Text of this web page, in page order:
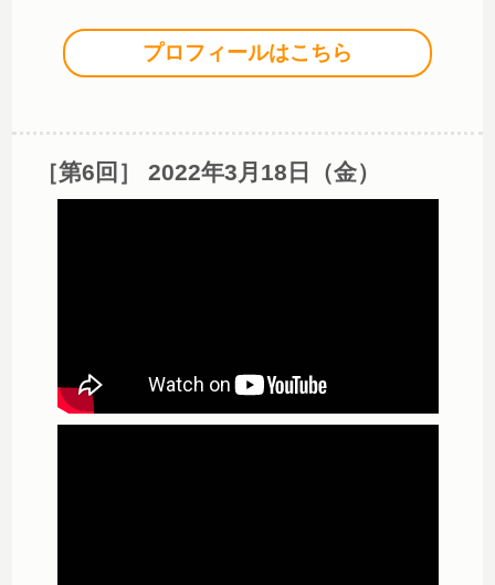
プロフィールはこちら
［第6回］ 2022年3月18日（金）